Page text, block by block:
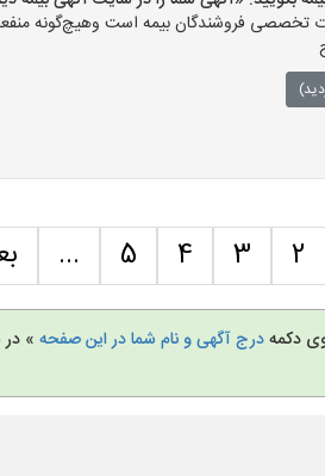
تخصصی فروشندگان بیمه است وهیچ‌گونه
2
3
4
5
...
دکمهدرج آگهی و نام شما در این صفحه »